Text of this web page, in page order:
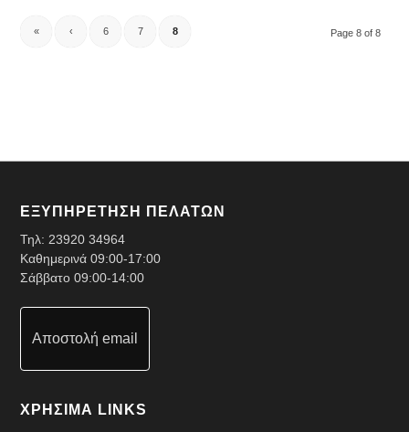
Page 8 of 8
« ‹ 6 7 8
ΕΞΥΠΗΡΕΤΗΣΗ ΠΕΛΑΤΩΝ
Τηλ: 23920 34964
Καθημερινά 09:00-17:00
Σάββατο 09:00-14:00
Αποστολή email
ΧΡΗΣΙΜΑ LINKS